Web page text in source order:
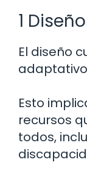
1
El diseño
Esto
recursos
todos,